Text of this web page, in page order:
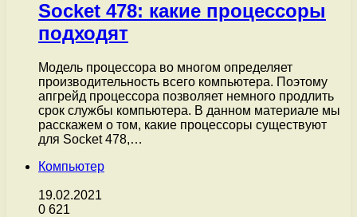
Socket 478: какие процессоры
подходят
Модель процессора во многом определяет
производительность всего компьютера. Поэтому
апгрейд процессора позволяет немного продлить
срок службы компьютера. В данном материале мы
расскажем о том, какие процессоры существуют
для Socket 478,…
Компьютер
19.02.2021
0 621